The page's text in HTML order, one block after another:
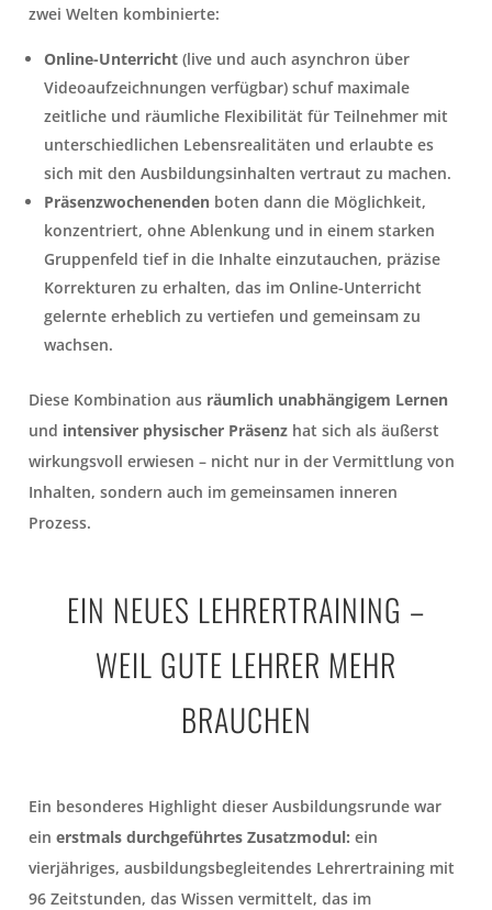
zwei Welten kombinierte:
Online-Unterricht (live und auch asynchron über
Videoaufzeichnungen verfügbar) schuf maximale
zeitliche und räumliche Flexibilität für Teilnehmer mit
unterschiedlichen Lebensrealitäten und erlaubte es
sich mit den Ausbildungsinhalten vertraut zu machen.
Präsenzwochenenden boten dann die Möglichkeit,
konzentriert, ohne Ablenkung und in einem starken
Gruppenfeld tief in die Inhalte einzutauchen, präzise
Korrekturen zu erhalten, das im Online-Unterricht
gelernte erheblich zu vertiefen und gemeinsam zu
wachsen.
Diese Kombination aus räumlich unabhängigem Lernen
und intensiver physischer Präsenz hat sich als äußerst
wirkungsvoll erwiesen – nicht nur in der Vermittlung von
Inhalten, sondern auch im gemeinsamen inneren
Prozess.
EIN NEUES LEHRERTRAINING –
WEIL GUTE LEHRER MEHR
BRAUCHEN
Ein besonderes Highlight dieser Ausbildungsrunde war
einerstmals durchgeführtes Zusatzmodul: ein
vierjähriges, ausbildungsbegleitendes Lehrertraining mit
96 Zeitstunden, das Wissen vermittelt, das im